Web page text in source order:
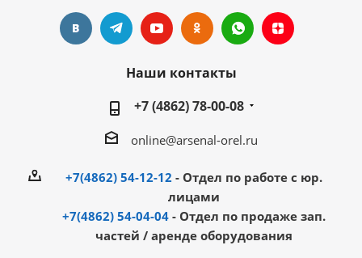
Наши контакты
+7 (4862) 78-00-08
online@arsenal-orel.ru
+7(4862) 54-12-12 - Отдел по работе с юр.
лицами
+7(4862) 54-04-04 - Отдел по продаже зап.
частей / аренде оборудования